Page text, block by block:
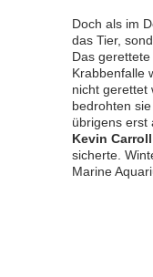
Doch als im
das Tier,
Das
Krabbenfalle
nicht gerettet
bedrohten
übrigens erst
Kevin Carroll
sicherte.
Marine